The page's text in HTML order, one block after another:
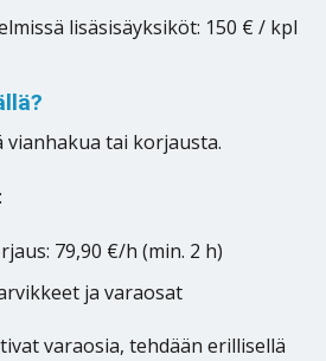
lisäsisäyksiköt: 150 € / kpl
vianhakua tai korjausta.
79,90 €/h (min. 2 h)
ja varaosat
varaosia, tehdään erillisellä